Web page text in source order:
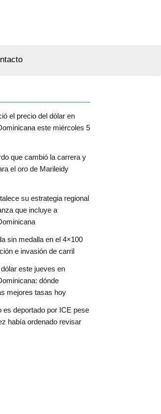
el precio del dólar en
este miércoles 5
que cambió la carrera y
el oro de Marileidy
su estrategia regional
que incluye a
sin medalla en el 4×100
e invasión de carril
este jueves en
dónde
mejores tasas hoy
es deportado por ICE pese
había ordenado revisar